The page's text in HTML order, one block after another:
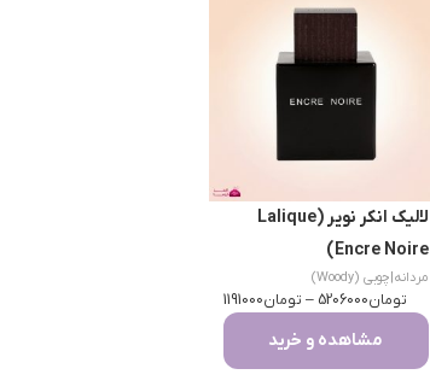
لالیک انکر نویر (Lalique
Encre Noire)
مردانه چوبی (Woody)
تومان5206000
– تومان1191000
مشاهده و خرید